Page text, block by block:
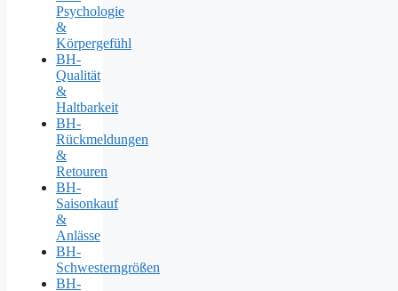
Psychologie
&
Körpergefühl
BH-
Qualität
&
Haltbarkeit
BH-
Rückmeldungen
&
Retouren
BH-
Saisonkauf
&
Anlässe
BH-
Schwesterngrößen
BH-